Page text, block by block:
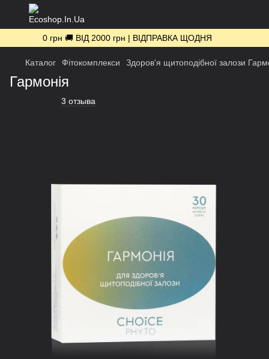
0 грн 🚚 ВІД 2000 грн | ВІДПРАВКА ЩОДНЯ
Каталог Фітокомплекси Здоров'я щитоподібної залози
Гармонія
3 отзыва